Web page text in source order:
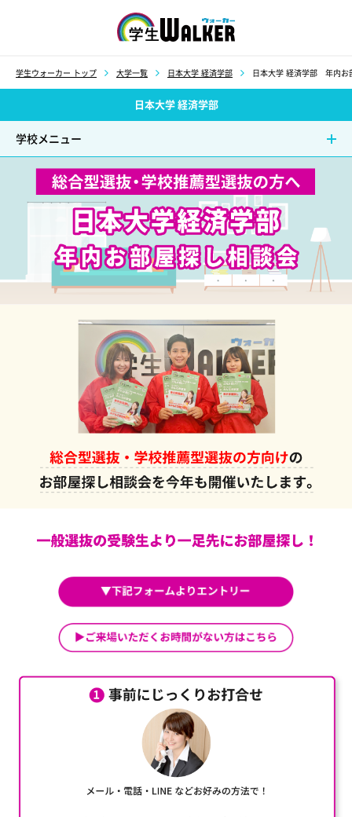
学生ウォーカー トップ 大学一覧 日本大学 経済学部 日本大学 経済学部 年内お
日本大学 経済学部
学校メニュー